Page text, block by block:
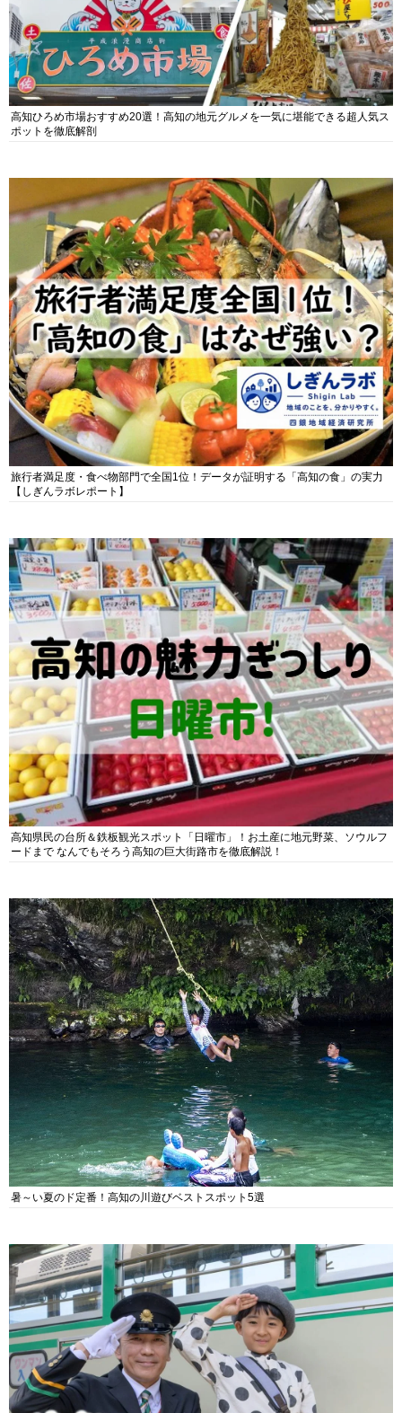
高知ひろめ市場おすすめ20選！高知の地元グルメを一気に堪能できる超人気ス
ポットを徹底解剖
旅行者満足度・食べ物部門で全国1位！データが証明する「高知の食」の実力
【しぎんラボレポート】
高知県民の台所＆鉄板観光スポット「日曜市」！お土産に地元野菜、ソウルフ
ードまで なんでもそろう高知の巨大街路市を徹底解説！
暑～い夏のド定番！高知の川遊びベストスポット5選